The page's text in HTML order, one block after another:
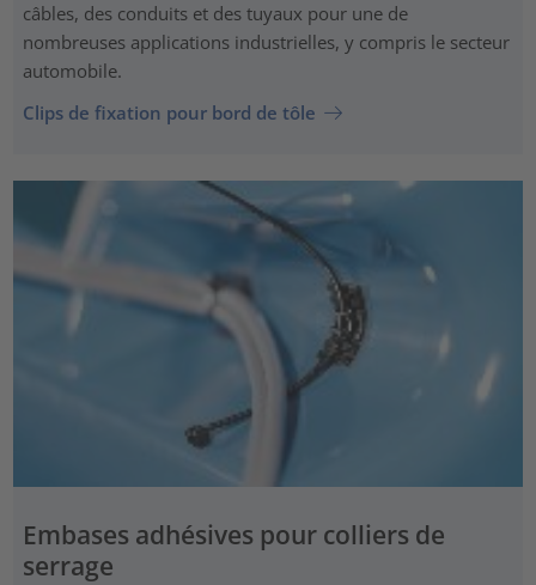
câbles, des conduits et des tuyaux pour une de
nombreuses applications industrielles, y compris le secteur
automobile.
Clips de fixation pour bord de tôle
Embases adhésives pour colliers de
serrage